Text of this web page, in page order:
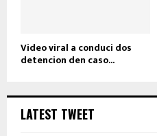
Video viral a conduci dos
detencion den caso...
LATEST TWEET